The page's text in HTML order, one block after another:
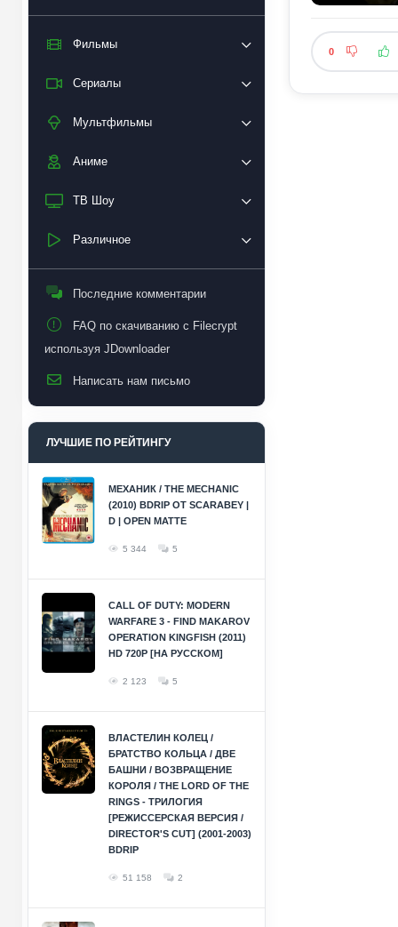
Фильмы
Сериалы
Мультфильмы
Аниме
ТВ Шоу
Различное
Последние комментарии
FAQ по скачиванию с Filecrypt
используя JDownloader
Написать нам письмо
ЛУЧШИЕ ПО РЕЙТИНГУ
МЕХАНИК / THE MECHANIC
(2010) BDRIP ОТ SCARABEY |
D | OPEN MATTE
5 344 5
CALL OF DUTY: MODERN
WARFARE 3 - FIND MAKAROV
OPERATION KINGFISH (2011)
HD 720P [НА РУССКОМ]
2 123 5
ВЛАСТЕЛИН КОЛЕЦ /
БРАТСТВО КОЛЬЦА / ДВЕ
БАШНИ / ВОЗВРАЩЕНИЕ
КОРОЛЯ / THE LORD OF THE
RINGS - ТРИЛОГИЯ
[РЕЖИССЕРСКАЯ ВЕРСИЯ /
DIRECTOR'S CUT] (2001-2003)
BDRIP
51 158 2
0